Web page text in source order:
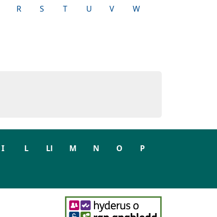
R S T U V W
I L Ll M N O P